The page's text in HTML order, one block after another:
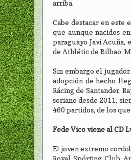
arriba.
Cabe destacar en este
que aunque nacidos
paraguayo Javi Acuña,
de Athlétic de Bilbao,
Sin embargo el jugador
adopción de hecho
Rácing de Santander,
soriano desde 2011,
460 partidos, de los
Fede Vico viene al CD
El joven extremo